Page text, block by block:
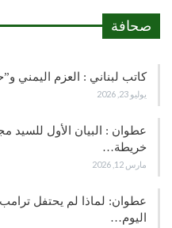
صحافة
كاتب لبناني : العزم اليمني
يوليو 23, 2026
عطوان : البيان الأول للسيد
خريطة…
مارس 12, 2026
عطوان: لماذا لم يحتفل ترامب
اليوم…